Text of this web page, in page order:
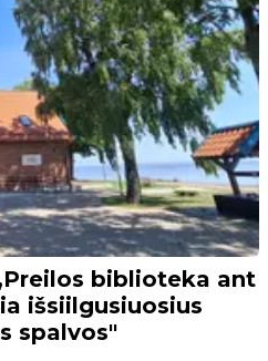
biblioteka ant
išsiilgusiuosius
spalvos"